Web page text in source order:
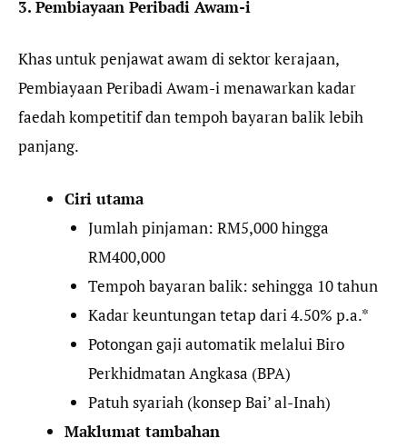
3. Pembiayaan Peribadi Awam-i
Khas untuk penjawat awam di sektor kerajaan,
Pembiayaan Peribadi Awam-i menawarkan kadar
faedah kompetitif dan tempoh bayaran balik lebih
panjang.
Ciri utama
Jumlah pinjaman: RM5,000 hingga
RM400,000
Tempoh bayaran balik: sehingga 10 tahun
Kadar keuntungan tetap dari 4.50% p.a.*
Potongan gaji automatik melalui Biro
Perkhidmatan Angkasa (BPA)
Patuh syariah (konsep Bai’ al-Inah)
Maklumat tambahan